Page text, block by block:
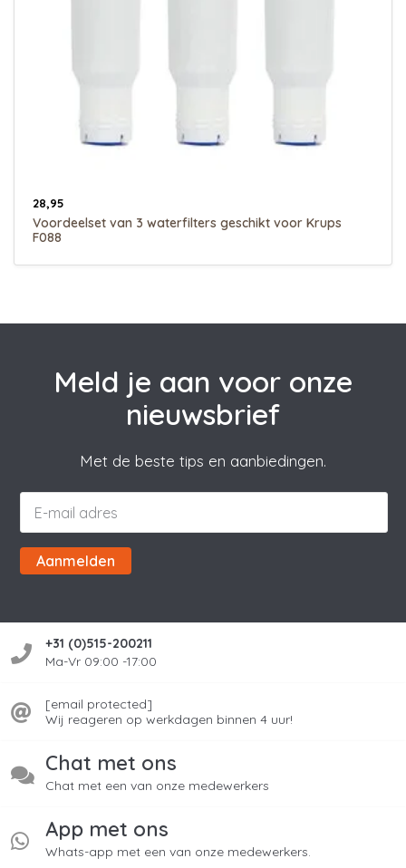
28,95
Voordeelset van 3 waterfilters geschikt voor Krups
F088
Meld je aan voor onze
nieuwsbrief
Met de beste tips en aanbiedingen.
Aanmelden
+31 (0)515-200211
Ma-Vr 09:00 -17:00
[email protected]
Wij reageren op werkdagen binnen 4 uur!
Chat met ons
Chat met een van onze medewerkers
App met ons
Whats-app met een van onze medewerkers.